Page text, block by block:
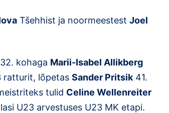
Tšehhist ja noormeestest Joel
kohaga Marii-Isabel Allikberg
ratturit, lõpetas Sander Pritsik 41.
tulid Celine Wellenreiter
U23 arvestuses U23 MK etapi.